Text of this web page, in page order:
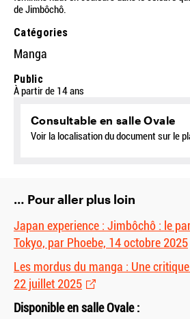
de Jimbôchô.
Catégories
Manga
Public
À partir de 14 ans
Consultable en salle Ovale
Voir la localisation du document sur le
… Pour aller plus loin
Japan experience : Jimbôchô : le
Tokyo, par Phoebe, 14 octobre 2025
Les mordus du manga : Une
22 juillet 2025
Disponible en salle Ovale :